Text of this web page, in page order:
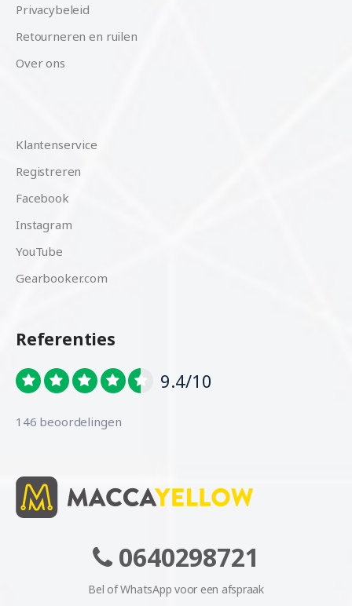
Privacybeleid
Retourneren en ruilen
Over ons
Klantenservice
Registreren
Facebook
Instagram
YouTube
Gearbooker.com
Referenties
9.4/10
146 beoordelingen
0640298721
Bel of WhatsApp voor een afspraak